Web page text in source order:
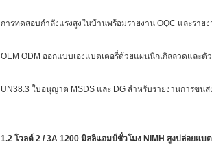
การทดสอบกำลังแรงสูงในบ้านพร้อมรายงาน OQC และราย
OEM ODM ออกแบบเองแบตเตอรี่ด้วยแผ่นนิกเกิลลวดและตั
UN38.3 ใบอนุญาต MSDS และ DG สำหรับรายงานการขน
1.2 โวลต์ 2 / 3A 1200 มิลลิแอมป์ชั่วโมง NIMH สูงปล่อยแบ